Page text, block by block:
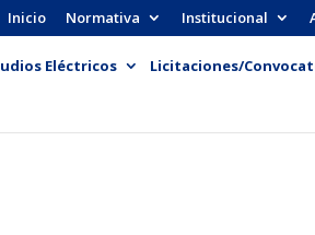
Inicio Normativa Institucional
Eléctricos
Licitaciones/